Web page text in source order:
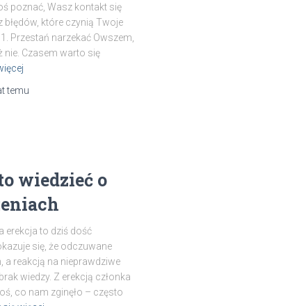
poznać, Wasz kontakt się
błędów, które czynią Twoje
Przestań narzekać Owszem,
nie. Czasem warto się
temu
wiedzieć o
erekcja to dziś dość
się, że odczuwane
a reakcją na nieprawdziwe
wiedzy. Z erekcją członka
co nam zginęło – często